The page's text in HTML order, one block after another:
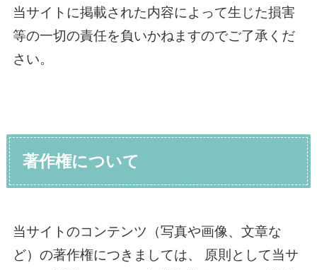
当サイトに掲載された内容によって生じた損害
等の一切の責任を負いかねますのでご了承くだ
さい。
著作権について
当サイトのコンテンツ（写真や画像、文章な
ど）の著作権につきましては、 原則として当サ